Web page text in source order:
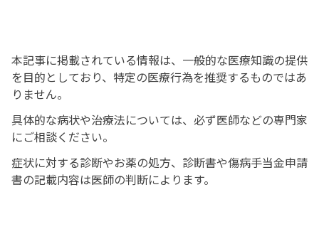
本記事に掲載されている情報は、一般的な医療知識の提供
を目的としており、特定の医療行為を推奨するものではあ
りません。
具体的な病状や治療法については、必ず医師などの専門家
にご相談ください。
症状に対する診断やお薬の処方、診断書や傷病手当金申請
書の記載内容は医師の判断によります。